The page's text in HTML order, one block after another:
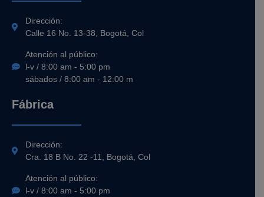
Dirección:
Calle 16 No. 13-38, Bogotá, Col
Atención al público:
l-v / 8:00 am - 5:00 pm
sábados / 8:00 am - 12:00 m
Fábrica
Dirección:
Cra. 18 B No. 22 -11, Bogotá, Col
Atención al público:
l-v / 8:00 am - 5:00 pm